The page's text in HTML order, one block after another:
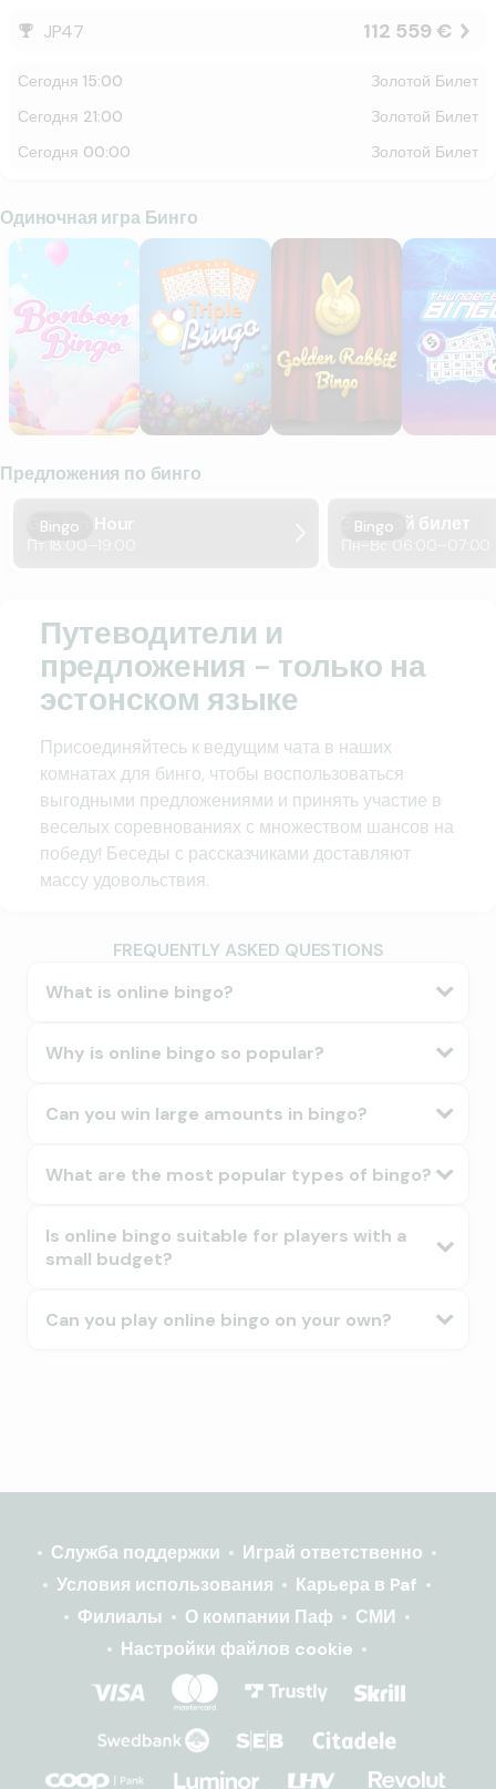
JP47 112 559 €
сегодня 15:00
Золотой Билет
сегодня 21:00
Золотой Билет
сегодня 00:00
Золотой Билет
Одиночная игра Бинго
Bonbon Bingo
Triple Bingo Golden Rabbit Bingo
Предложения по бинго
Bingo
Golden Hour
Пт 18:00–19:00
Bingo
Золотой билет
Пн–Вс 06:00–07:00
Путеводители и
предложения - только на
эстонском языке
Присоединяйтесь к ведущим чата в наших
комнатах для бинго, чтобы воспользоваться
выгодными предложениями и принять участие в
веселых соревнованиях с множеством шансов на
победу! Беседы с рассказчиками доставляют
массу удовольствия.
FREQUENTLY ASKED QUESTIONS
What is online bingo?
Why is online bingo so popular?
Can you win large amounts in bingo?
What are the most popular types of bingo?
Is online bingo suitable for players with a
small budget?
Can you play online bingo on your own?
Служба поддержки
Играй ответственно
Условия использования
Карьера в Paf
Филиалы
О компании Паф
СМИ
Настройки файлов cookie